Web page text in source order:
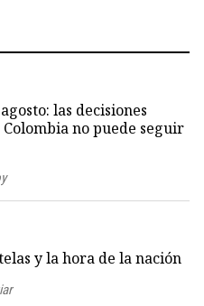
las decisiones
no puede seguir
y la hora de la nación